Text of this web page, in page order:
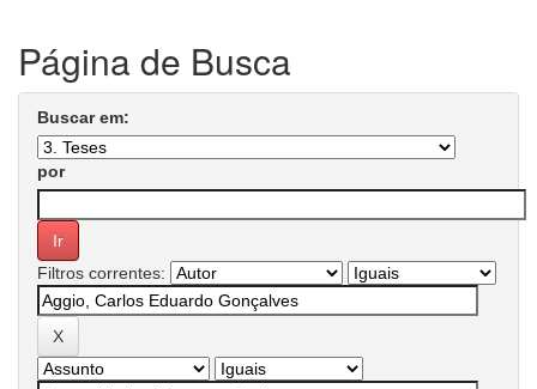
Página de Busca
Buscar em:
por
Filtros correntes: